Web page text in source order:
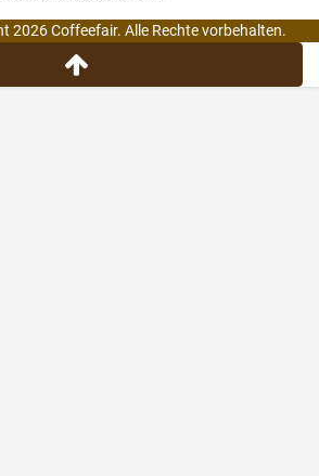
2026 Coffeefair. Alle Rechte vorbehalten.